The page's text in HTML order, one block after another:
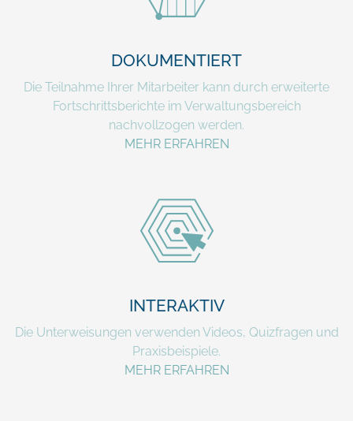
DOKUMENTIERT
Die Teilnahme Ihrer Mitarbeiter kann durch erweiterte
Fortschrittsberichte im Verwaltungsbereich
nachvollzogen werden.
MEHR ERFAHREN
INTERAKTIV
Die Unterweisungen verwenden Videos, Quizfragen und
Praxisbeispiele.
MEHR ERFAHREN